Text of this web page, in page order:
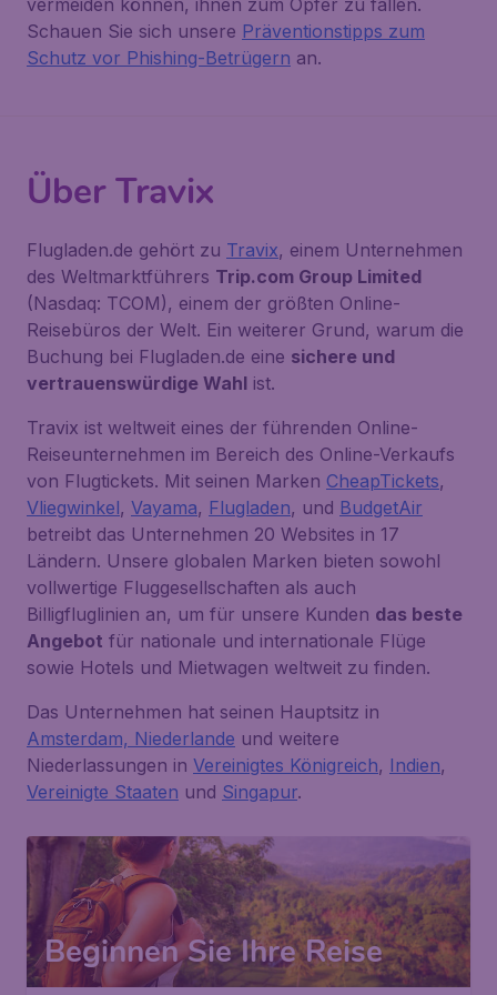
vermeiden können, ihnen zum Opfer zu fallen.
Schauen Sie sich unsere Präventionstipps zum
Schutz vor Phishing-Betrügern an.
Über Travix
Flugladen.de gehört zu Travix, einem Unternehmen
des Weltmarktführers Trip.com Group Limited
(Nasdaq: TCOM), einem der größten Online-
Reisebüros der Welt. Ein weiterer Grund, warum die
Buchung bei Flugladen.de eine sichere und
vertrauenswürdige Wahl ist.
Travix ist weltweit eines der führenden Online-
Reiseunternehmen im Bereich des Online-Verkaufs
von Flugtickets. Mit seinen Marken CheapTickets,
Vliegwinkel, Vayama, Flugladen, und BudgetAir
betreibt das Unternehmen 20 Websites in 17
Ländern. Unsere globalen Marken bieten sowohl
vollwertige Fluggesellschaften als auch
Billigfluglinien an, um für unsere Kunden das beste
Angebot für nationale und internationale Flüge
sowie Hotels und Mietwagen weltweit zu finden.
Das Unternehmen hat seinen Hauptsitz in
Amsterdam, Niederlande und weitere
Niederlassungen in Vereinigtes Königreich, Indien,
Vereinigte Staaten und Singapur.
Beginnen Sie Ihre Reise